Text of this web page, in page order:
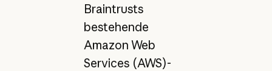
Braintrusts
bestehende
Amazon Web
Services (AWS)-